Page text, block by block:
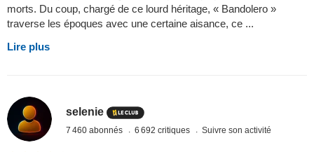
morts. Du coup, chargé de ce lourd héritage, « Bandolero »
traverse les époques avec une certaine aisance, ce ...
Lire plus
selenie
7 460 abonnés 6 692 critiques Suivre son activité